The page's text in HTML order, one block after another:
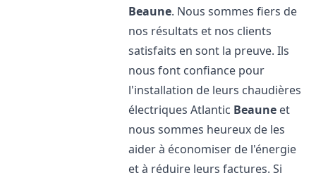
Beaune. Nous sommes fiers de
nos résultats et nos clients
satisfaits en sont la preuve. Ils
nous font confiance pour
l'installation de leurs chaudières
électriques Atlantic Beaune et
nous sommes heureux de les
aider à économiser de l'énergie
et à réduire leurs factures. Si